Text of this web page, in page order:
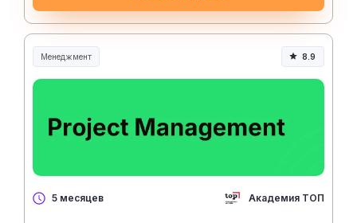
Менеджмент
Менеджмент и управление
8.9
5 месяцев Академия ТОП